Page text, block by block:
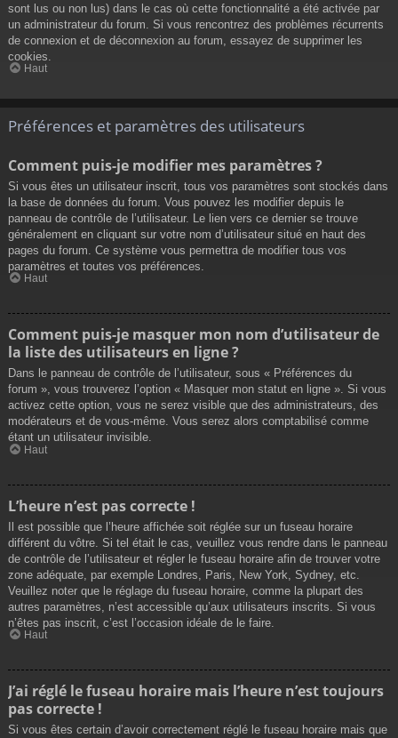
sont lus ou non lus) dans le cas où cette fonctionnalité a été activée par
un administrateur du forum. Si vous rencontrez des problèmes récurrents
de connexion et de déconnexion au forum, essayez de supprimer les
cookies.
Haut
Préférences et paramètres des utilisateurs
Comment puis-je modifier mes paramètres ?
Si vous êtes un utilisateur inscrit, tous vos paramètres sont stockés dans
la base de données du forum. Vous pouvez les modifier depuis le
panneau de contrôle de l’utilisateur. Le lien vers ce dernier se trouve
généralement en cliquant sur votre nom d’utilisateur situé en haut des
pages du forum. Ce système vous permettra de modifier tous vos
paramètres et toutes vos préférences.
Haut
Comment puis-je masquer mon nom d’utilisateur de
la liste des utilisateurs en ligne ?
Dans le panneau de contrôle de l’utilisateur, sous « Préférences du
forum », vous trouverez l’option « Masquer mon statut en ligne ». Si vous
activez cette option, vous ne serez visible que des administrateurs, des
modérateurs et de vous-même. Vous serez alors comptabilisé comme
étant un utilisateur invisible.
Haut
L’heure n’est pas correcte !
Il est possible que l’heure affichée soit réglée sur un fuseau horaire
différent du vôtre. Si tel était le cas, veuillez vous rendre dans le panneau
de contrôle de l’utilisateur et régler le fuseau horaire afin de trouver votre
zone adéquate, par exemple Londres, Paris, New York, Sydney, etc.
Veuillez noter que le réglage du fuseau horaire, comme la plupart des
autres paramètres, n’est accessible qu’aux utilisateurs inscrits. Si vous
n’êtes pas inscrit, c’est l’occasion idéale de le faire.
Haut
J’ai réglé le fuseau horaire mais l’heure n’est toujours
pas correcte !
Si vous êtes certain d’avoir correctement réglé le fuseau horaire mais que